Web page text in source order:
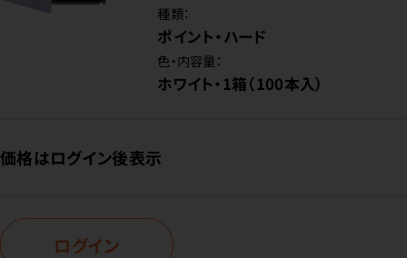
種類：
ポイント・ハード
色・内容量：
ホワイト・1箱（100本入）
価格はログイン後表示
ログイン